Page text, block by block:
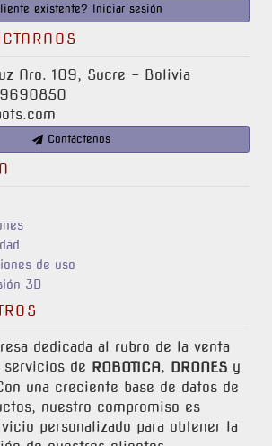
existente? Iniciar sesión
Nro. 109, Sucre - Bolivia
Contáctenos
de uso
3D
dedicada al rubro de la venta
de ROBOTICA, DRONES y
una creciente base de datos de
nuestro compromiso es
personalizado para obtener la